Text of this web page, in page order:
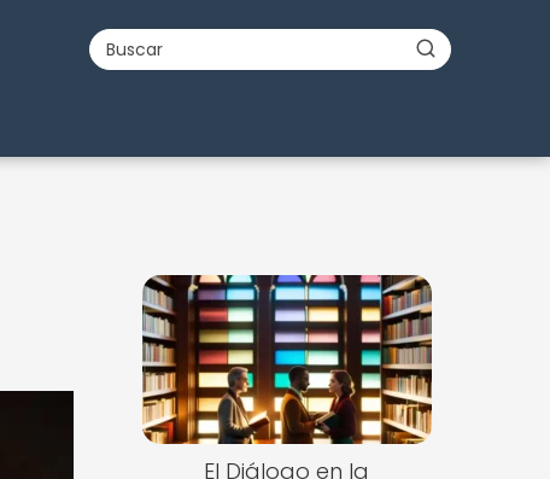
El Diálogo en la